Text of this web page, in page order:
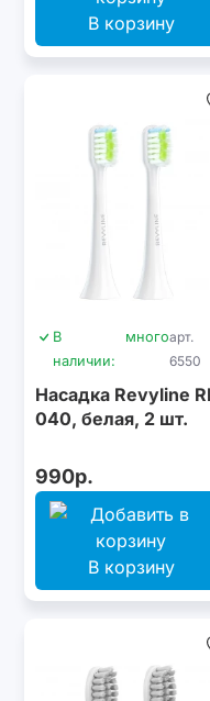
В корзину
В
наличии:
многоарт.
6550
Насадка Revyline
040, белая, 2 шт.
990р.
В корзину